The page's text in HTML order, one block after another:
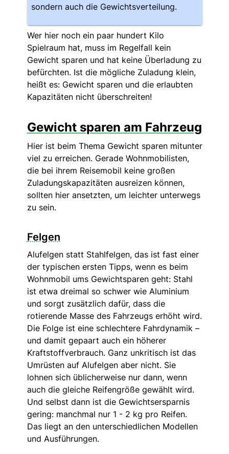
sondern auch die Gewichtsverteilung.
Wer hier noch ein paar hundert Kilo
Spielraum hat, muss im Regelfall kein
Gewicht sparen und hat keine Überladung zu
befürchten. Ist die mögliche Zuladung klein,
heißt es: Gewicht sparen und die erlaubten
Kapazitäten nicht überschreiten!
Gewicht sparen am Fahrzeug
Hier ist beim Thema Gewicht sparen mitunter
viel zu erreichen. Gerade Wohnmobilisten,
die bei ihrem Reisemobil keine großen
Zuladungskapazitäten ausreizen können,
sollten hier ansetzten, um leichter unterwegs
zu sein.
Felgen
Alufelgen statt Stahlfelgen, das ist fast einer
der typischen ersten Tipps, wenn es beim
Wohnmobil ums Gewichtsparen geht: Stahl
ist etwa dreimal so schwer wie Aluminium
und sorgt zusätzlich dafür, dass die
rotierende Masse des Fahrzeugs erhöht wird.
Die Folge ist eine schlechtere Fahrdynamik –
und damit gepaart auch ein höherer
Kraftstoffverbrauch. Ganz unkritisch ist das
Umrüsten auf Alufelgen aber nicht. Sie
lohnen sich üblicherweise nur dann, wenn
auch die gleiche Reifengröße gewählt wird.
Und selbst dann ist die Gewichtsersparnis
gering: manchmal nur 1 - 2 kg pro Reifen.
Das liegt an den unterschiedlichen Modellen
und Ausführungen.